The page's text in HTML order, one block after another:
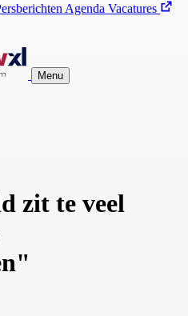
Agenda Vacatures
Menu
zit te veel